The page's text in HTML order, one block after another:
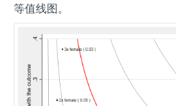
a
等值线图。